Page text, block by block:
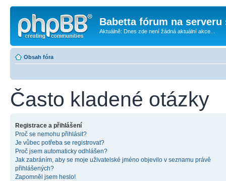
Babetta fórum na serveru
Aktuálně: Dnes zde není žádná aktuální akce...
Obsah fóra
Často kladené otázky
Registrace a přihlášení
Proč se nemohu přihlásit?
Je vůbec potřeba se registrovat?
Proč jsem automaticky odhlášen?
Jak zabráním, aby se moje uživatelské jméno objevilo v seznamu právě
přihlášených?
Zapomněl jsem heslo!